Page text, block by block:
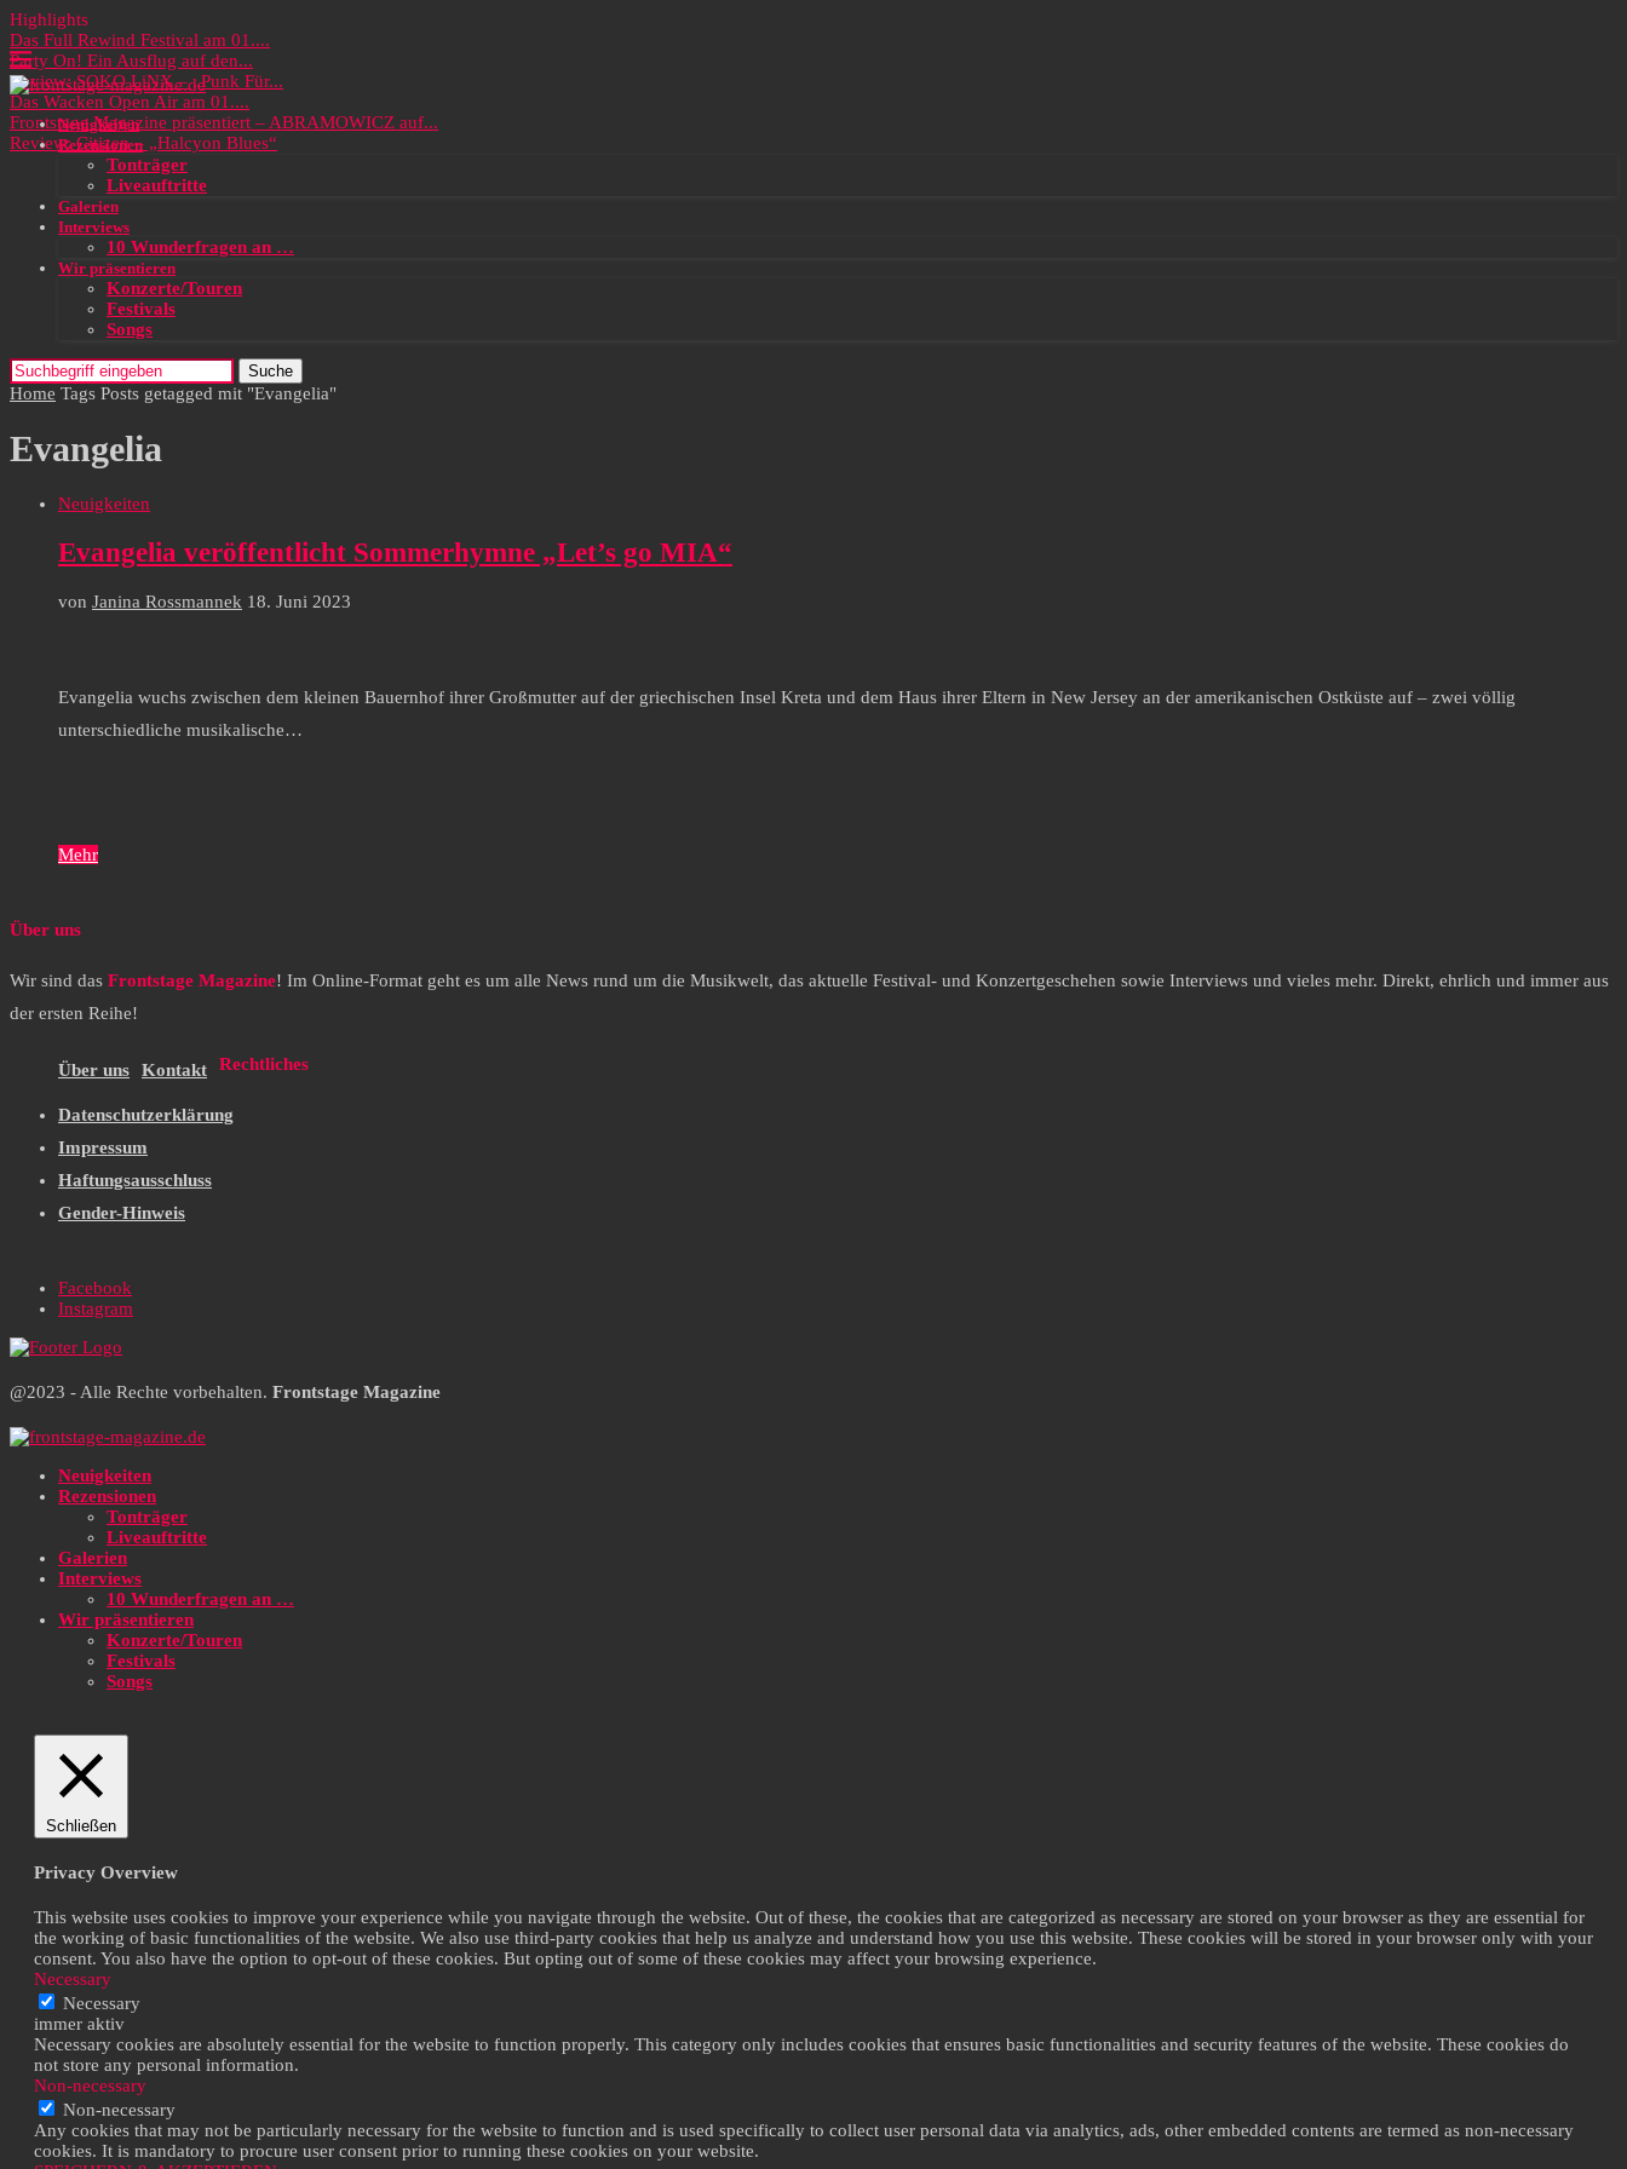
Highlights
Das Full Rewind Festival am 01....
Party On! Ein Ausflug auf den...
Review: SOKO LiNX – „Punk Für...
Das Wacken Open Air am 01....
Frontstage Magazine präsentiert – ABRAMOWICZ auf...
Review: Citizen – „Halcyon Blues“
Neuigkeiten
Rezensionen
Tonträger
Liveauftritte
Galerien
Interviews
10 Wunderfragen an …
Wir präsentieren
Konzerte/Touren
Festivals
Songs
Suche
Home Tags Posts getagged mit "Evangelia"
Evangelia
Neuigkeiten
Evangelia veröffentlicht Sommerhymne „Let’s go MIA“
von Janina Rossmannek 18. Juni 2023
Evangelia wuchs zwischen dem kleinen Bauernhof ihrer Großmutter auf der griechischen Insel Kreta und dem Haus ihrer Eltern in New Jersey an der amerikanischen Ostküste auf – zwei völlig
unterschiedliche musikalische…
Mehr
Über uns
Wir sind das Frontstage Magazine! Im Online-Format geht es um alle News rund um die Musikwelt, das aktuelle Festival- und Konzertgeschehen sowie Interviews und vieles mehr. Direkt, ehrlich und immer aus
der ersten Reihe!
Über uns Kontakt Rechtliches
Datenschutzerklärung
Impressum
Haftungsausschluss
Gender-Hinweis
Facebook
Instagram
@2023 - Alle Rechte vorbehalten. Frontstage Magazine
Neuigkeiten
Rezensionen
Tonträger
Liveauftritte
Galerien
Interviews
10 Wunderfragen an …
Wir präsentieren
Konzerte/Touren
Festivals
Songs
Schließen
Privacy Overview
This website uses cookies to improve your experience while you navigate through the website. Out of these, the cookies that are categorized as necessary are stored on your browser as they are essential for
the working of basic functionalities of the website. We also use third-party cookies that help us analyze and understand how you use this website. These cookies will be stored in your browser only with your
consent. You also have the option to opt-out of these cookies. But opting out of some of these cookies may affect your browsing experience.
Necessary
Necessary
immer aktiv
Necessary cookies are absolutely essential for the website to function properly. This category only includes cookies that ensures basic functionalities and security features of the website. These cookies do
not store any personal information.
Non-necessary
Non-necessary
Any cookies that may not be particularly necessary for the website to function and is used specifically to collect user personal data via analytics, ads, other embedded contents are termed as non-necessary
cookies. It is mandatory to procure user consent prior to running these cookies on your website.